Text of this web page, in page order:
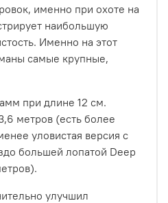
именно при охоте на
наибольшую
Именно на этот
самые крупные,
при длине 12 см.
метров (есть более
уловистая версия с
большей лопатой Deep
улучшил